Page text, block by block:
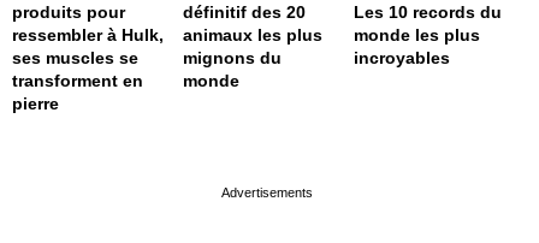
produits pour
ressembler à Hulk,
ses muscles se
transforment en
pierre
définitif des 20
animaux les plus
mignons du
monde
Les 10 records du
monde les plus
incroyables